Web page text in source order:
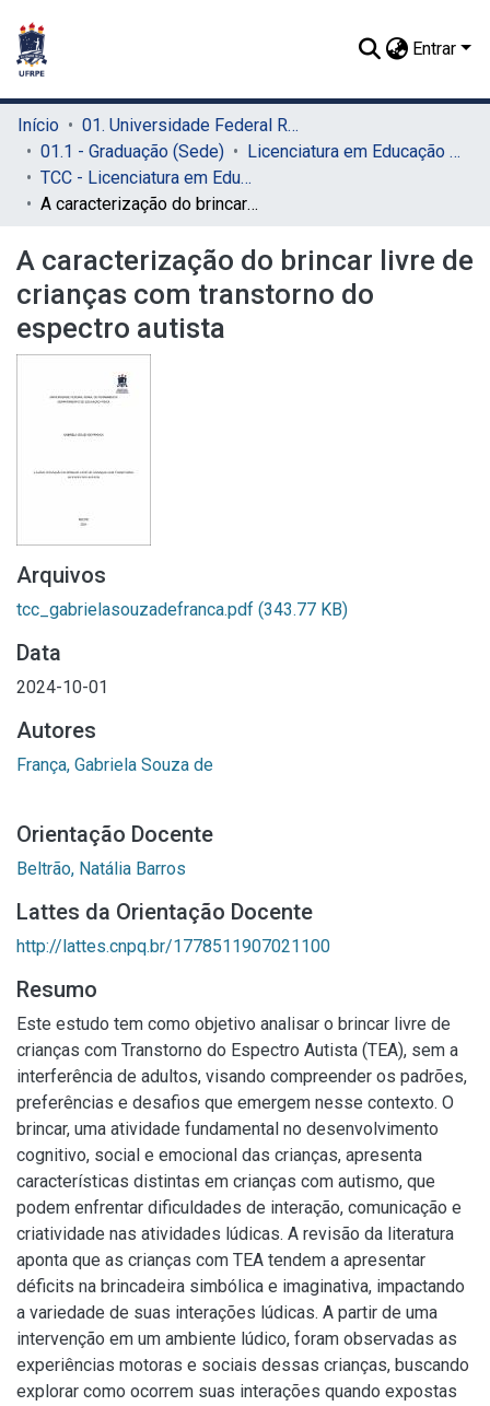
Entrar
Início
01. Universidade Federal Rural de Pernambuco - UFRPE (Sede)
01.1 - Graduação (Sede)
Licenciatura em Educação Física (Sede)
TCC - Licenciatura em Educação Física (Sede)
A caracterização do brincar livre de crianças com transtorno do espectro autista
A caracterização do brincar livre de
crianças com transtorno do
espectro autista
Arquivos
tcc_gabrielasouzadefranca.pdf (343.77 KB)
Data
2024-10-01
Autores
França, Gabriela Souza de
Orientação Docente
Beltrão, Natália Barros
Lattes da Orientação Docente
http://lattes.cnpq.br/1778511907021100
Resumo
Este estudo tem como objetivo analisar o brincar livre de
crianças com Transtorno do Espectro Autista (TEA), sem a
interferência de adultos, visando compreender os padrões,
preferências e desafios que emergem nesse contexto. O
brincar, uma atividade fundamental no desenvolvimento
cognitivo, social e emocional das crianças, apresenta
características distintas em crianças com autismo, que
podem enfrentar dificuldades de interação, comunicação e
criatividade nas atividades lúdicas. A revisão da literatura
aponta que as crianças com TEA tendem a apresentar
déficits na brincadeira simbólica e imaginativa, impactando
a variedade de suas interações lúdicas. A partir de uma
intervenção em um ambiente lúdico, foram observadas as
experiências motoras e sociais dessas crianças, buscando
explorar como ocorrem suas interações quando expostas